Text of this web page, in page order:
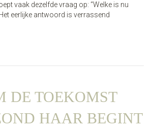
vaak dezelfde vraag op: “Welke is nu
eerlijke antwoord is verrassend
DE TOEKOMST
HAAR BEGINT